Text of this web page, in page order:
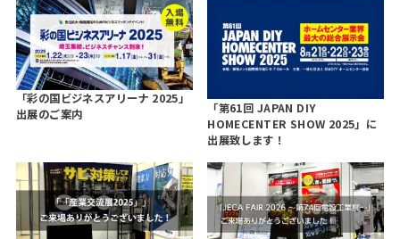
「彩の国ビジネスアリーナ 2025」
出展のご案内
「第61回 JAPAN DIY
HOMECENTER SHOW 2025」に
出展致します！